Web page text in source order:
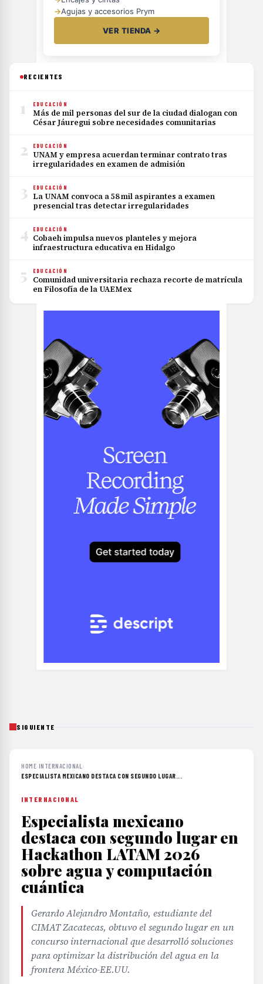
→Agujas y accesorios Prym
VER TIENDA →
RECIENTES
1 EDUCACIÓN
Más de mil personas del sur de la ciudad dialogan con
César Jáuregui sobre necesidades comunitarias
2 EDUCACIÓN
UNAM y empresa acuerdan terminar contrato tras
irregularidades en examen de admisión
3 EDUCACIÓN
La UNAM convoca a 58 mil aspirantes a examen
presencial tras detectar irregularidades
4 EDUCACIÓN
Cobaeh impulsa nuevos planteles y mejora
infraestructura educativa en Hidalgo
5 EDUCACIÓN
Comunidad universitaria rechaza recorte de matrícula
en Filosofía de la UAEMex
SIGUIENTE
HOME›INTERNACIONAL ›
ESPECIALISTA MEXICANO DESTACA CON SEGUNDO LUGAR...
INTERNACIONAL
Especialista mexicano
destaca con segundo lugar en
Hackathon LATAM 2026
sobre agua y computación
cuántica
Gerardo Alejandro Montaño, estudiante del
CIMAT Zacatecas, obtuvo el segundo lugar en un
concurso internacional que desarrolló soluciones
para optimizar la distribución del agua en la
frontera México-EE.UU.